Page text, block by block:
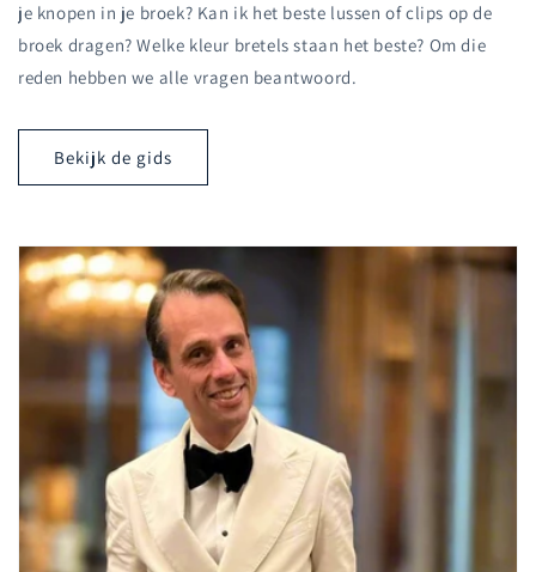
je knopen in je broek? Kan ik het beste lussen of clips op de
broek dragen? Welke kleur bretels staan het beste? Om die
reden hebben we alle vragen beantwoord.
Bekijk de gids